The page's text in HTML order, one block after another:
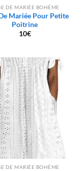
DE MARIÉE BOHÈME
Mariée Pour Petite
Poitrine
10€
DE MARIÉE BOHÈME